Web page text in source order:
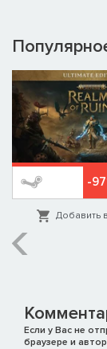
-
Добавить
Если у Вас не
браузере и